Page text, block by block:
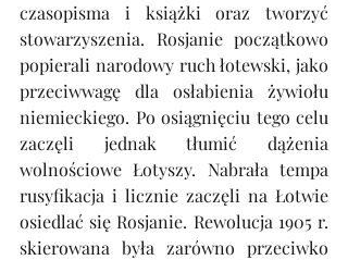
czasopisma i książki oraz tworzyć
stowarzyszenia. Rosjanie początkowo
popierali narodowy ruch łotewski, jako
przeciwwagę dla osłabienia żywiołu
niemieckiego. Po osiągnięciu tego celu
zaczęli jednak tłumić dążenia
wolnościowe Łotyszy. Nabrała tempa
rusyfikacja i licznie zaczęli na Łotwie
osiedlać się Rosjanie. Rewolucja 1905 r.
skierowana była zarówno przeciwko